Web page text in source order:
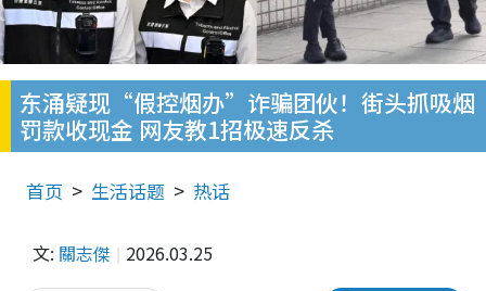
东涌疑现“假控烟办”诈骗团伙！街头抓吸烟
罚款收现金 网友教1招极速反杀
首页 生活话题 热话
文: 關志傑 2026.03.25